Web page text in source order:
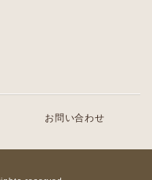
お問い合わせ